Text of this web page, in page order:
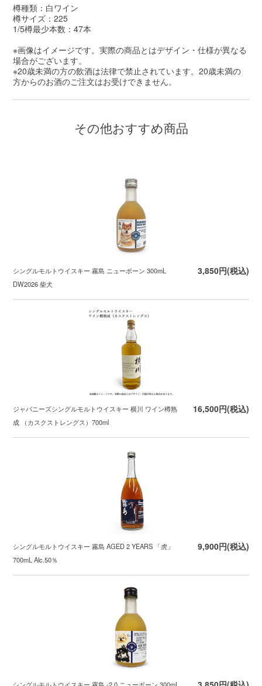
樽種類：白ワイン
樽サイズ：225
1/5樽最少本数：47本
※画像はイメージです。実際の商品とはデザイン・仕様が異なる
場合がございます。
※20歳未満の方の飲酒は法律で禁止されています。20歳未満の
方からのお酒のご注文はお受けできません。
その他おすすめ商品
3,850円(税込)
シングルモルトウイスキー 霧島 ニューボーン 300mL
DW2026 柴犬
16,500円(税込)
ジャパニーズシングルモルトウイスキー 横川 ワイン樽熟
成 （カスクストレングス）700ml
9,900円(税込)
シングルモルトウイスキー 霧島 AGED 2 YEARS 「虎」
700mL Alc.50％
シングルモルトウイスキー 霧島 -2.0 ニューボーン 300mL